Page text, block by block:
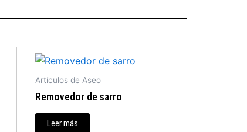
Artículos de Aseo
Removedor de sarro
Leer más